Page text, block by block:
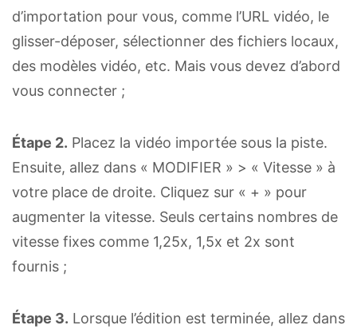
d’importation pour vous, comme l’URL vidéo, le
glisser-déposer, sélectionner des fichiers locaux,
des modèles vidéo, etc. Mais vous devez d’abord
vous connecter ;
Étape 2. Placez la vidéo importée sous la piste.
Ensuite, allez dans « MODIFIER » > « Vitesse » à
votre place de droite. Cliquez sur « + » pour
augmenter la vitesse. Seuls certains nombres de
vitesse fixes comme 1,25x, 1,5x et 2x sont
fournis ;
Étape 3. Lorsque l’édition est terminée, allez dans